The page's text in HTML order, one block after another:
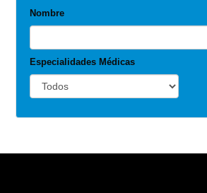
Nombre
Especialidades Médicas